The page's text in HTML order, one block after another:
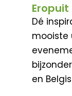
Dé
mooiste
en